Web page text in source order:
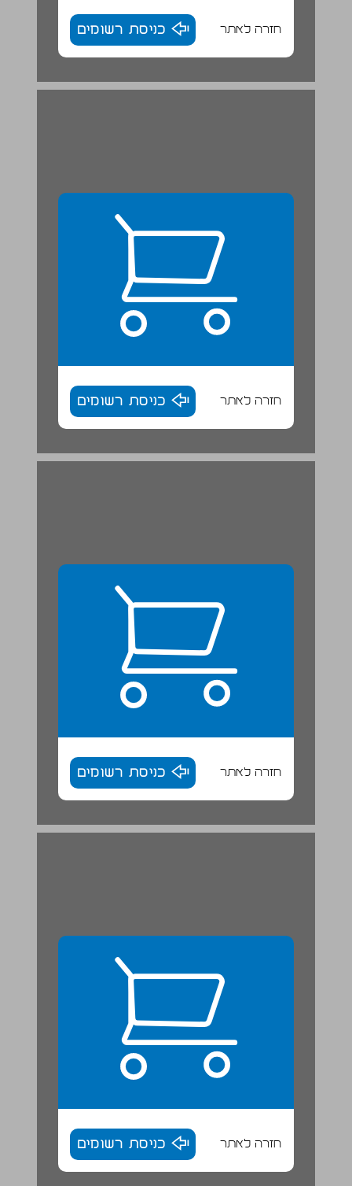
חזרה לאתר כניסת רשומים
חזרה לאתר כניסת רשומים
חזרה לאתר כניסת רשומים
חזרה לאתר כניסת רשומים